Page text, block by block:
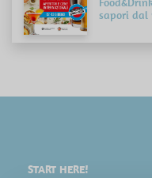
sapori dal
START HERE!